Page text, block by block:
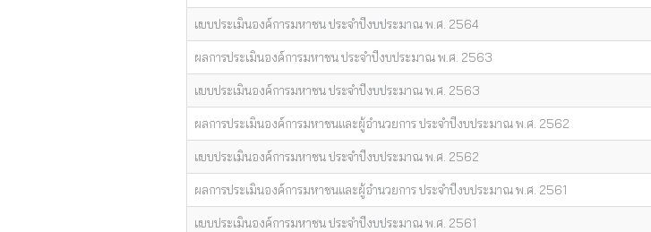
แบบประเมินองค์การมหาชน ประจำปีงบประมาณ พ.ศ. 2564
ผลการประเมินองค์การมหาชน ประจำปีงบประมาณ พ.ศ. 2563
แบบประเมินองค์การมหาชน ประจำปีงบประมาณ พ.ศ. 2563
ผลการประเมินองค์การมหาชนและผู้อำนวยการ ประจำปีงบประมาณ พ.ศ. 2562
แบบประเมินองค์การมหาชน ประจำปีงบประมาณ พ.ศ. 2562
ผลการประเมินองค์การมหาชนและผู้อำนวยการ ประจำปีงบประมาณ พ.ศ. 2561
แบบประเมินองค์การมหาชน ประจำปีงบประมาณ พ.ศ. 2561